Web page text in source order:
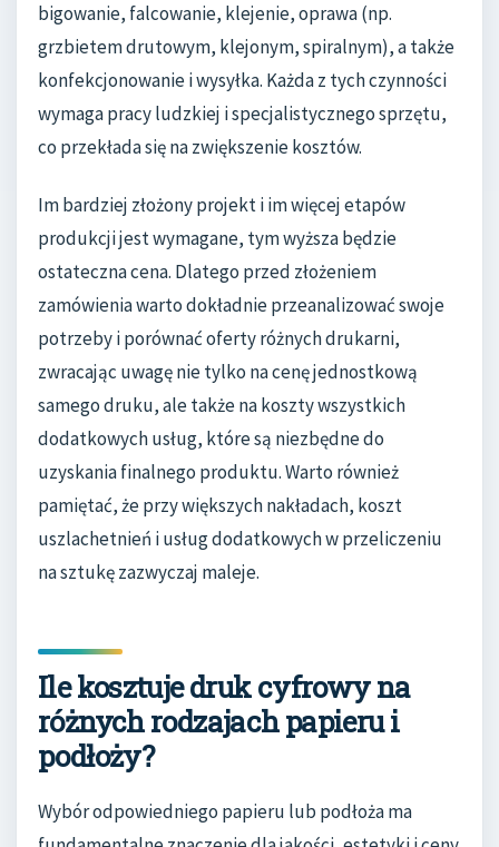
bigowanie, falcowanie, klejenie, oprawa (np.
grzbietem drutowym, klejonym, spiralnym), a także
konfekcjonowanie i wysyłka. Każda z tych czynności
wymaga pracy ludzkiej i specjalistycznego sprzętu,
co przekłada się na zwiększenie kosztów.
Im bardziej złożony projekt i im więcej etapów
produkcji jest wymagane, tym wyższa będzie
ostateczna cena. Dlatego przed złożeniem
zamówienia warto dokładnie przeanalizować swoje
potrzeby i porównać oferty różnych drukarni,
zwracając uwagę nie tylko na cenę jednostkową
samego druku, ale także na koszty wszystkich
dodatkowych usług, które są niezbędne do
uzyskania finalnego produktu. Warto również
pamiętać, że przy większych nakładach, koszt
uszlachetnień i usług dodatkowych w przeliczeniu
na sztukę zazwyczaj maleje.
Ile kosztuje druk cyfrowy na
różnych rodzajach papieru i
podłoży?
Wybór odpowiedniego papieru lub podłoża ma